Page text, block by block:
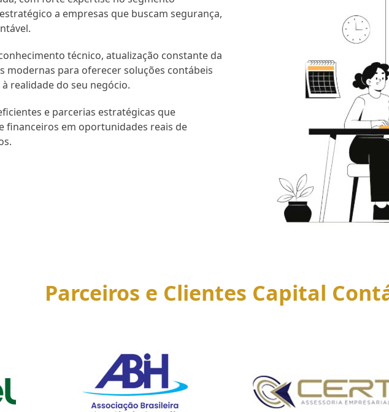
a empresas que buscam segurança,
técnico, atualização constante da
modernas para oferecer soluções contábeis
realidade do seu negócio.
e parcerias estratégicas que
financeiros em oportunidades reais de
Parceiros e Clientes Capital